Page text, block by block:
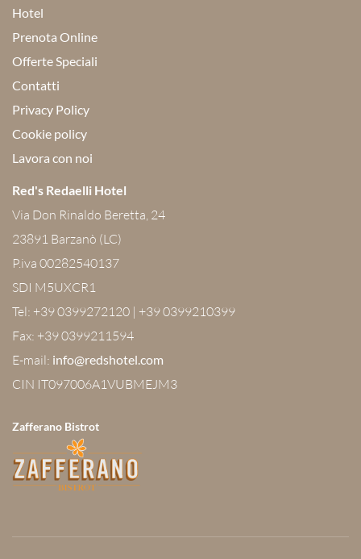
Hotel
Prenota Online
Offerte Speciali
Contatti
Privacy Policy
Cookie policy
Lavora con noi
Red's Redaelli Hotel
Via Don Rinaldo Beretta, 24
23891 Barzanò (LC)
P.iva 00282540137
SDI M5UXCR1
Tel: +39 0399272120 | +39 0399210399
Fax: +39 0399211594
E-mail: info@redshotel.com
CIN IT097006A1VUBMEJM3
Zafferano Bistrot